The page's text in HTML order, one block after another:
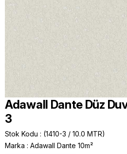
Adawall Dante Düz
3
Stok Kodu
(1410-3 / 10.0 MTR)
Marka : Adawall Dante 10m²